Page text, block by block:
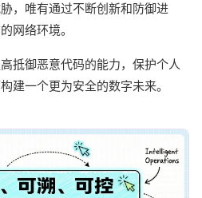
，唯有通过不断创新和防御进
网络环境。
抵御恶意代码的能力，保护个人
建一个更为安全的数字未来。